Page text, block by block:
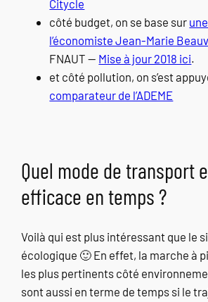
Citycle
côté budget, on se base sur
l’économiste Jean-Marie
FNAUT — Mise à jour 2018 ici.
et côté pollution, on s’est
comparateur de l’ADEME
Quel mode de transport
efficace en temps ?
Voilà qui est plus intéressant que le
écologique 🙂 En effet, la marche à
les plus pertinents côté
sont aussi en terme de temps si le